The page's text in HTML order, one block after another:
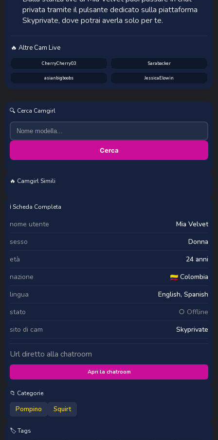
privata tramite il pulsante dedicato sulla piattaforma
Skyprivate, dove potrai averla solo per te.
🔥 Altre Cam Live
CherryCherry03 Sarabacker
asianbigboobs JessicaElowin
🔍 Cerca Camgirl
Cerca
🔥 Camgirl Simili
ℹ️ Scheda Completa
nome utente
Mia Velvet
sesso
Donna
età
24 anni
nazione
Colombia
lingua
English, Spanish
stato
○ Offline
sito di cam
Skyprivate
Url diretto alla chatroom
Apri la chatroom
📁 Categorie
Pompino Squirt
🏷️ Tags